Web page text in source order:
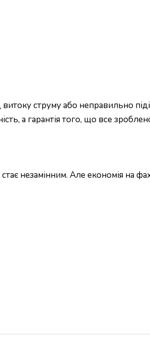
струму або неправильно
а гарантія того, що все
незамінним. Але економія на